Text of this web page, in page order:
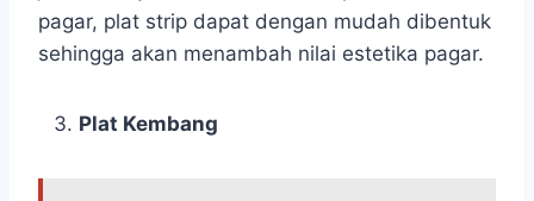
pagar, plat strip dapat dengan mudah dibentuk
sehingga akan menambah nilai estetika pagar.
Plat Kembang